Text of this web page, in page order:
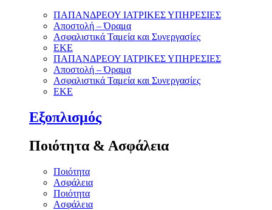
ΠΑΠΑΝΔΡΕΟΥ ΙΑΤΡΙΚΕΣ ΥΠΗΡΕΣΙΕΣ
Αποστολή – Όραμα
Ασφαλιστικά Ταμεία και Συνεργασίες
ΕΚΕ
ΠΑΠΑΝΔΡΕΟΥ ΙΑΤΡΙΚΕΣ ΥΠΗΡΕΣΙΕΣ
Αποστολή – Όραμα
Ασφαλιστικά Ταμεία και Συνεργασίες
ΕΚΕ
Εξοπλισμός
Ποιότητα & Ασφάλεια
Ποιότητα
Ασφάλεια
Ποιότητα
Ασφάλεια